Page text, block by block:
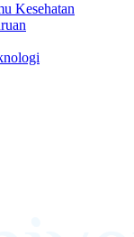
Kesehatan